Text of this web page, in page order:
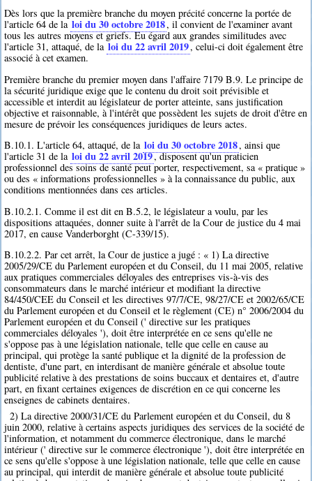
Dès lors que la première branche du moyen précité concerne la portée de
l'article 64 de la loi du 30 octobre 2018, il convient de l'examiner avant
tous les autres moyens et griefs. Eu égard aux grandes similitudes avec
l'article 31, attaqué, de la loi du 22 avril 2019, celui-ci doit également être
associé à cet examen.
Première branche du premier moyen dans l'affaire 7179 B.9. Le principe de
la sécurité juridique exige que le contenu du droit soit prévisible et
accessible et interdit au législateur de porter atteinte, sans justification
objective et raisonnable, à l'intérêt que possèdent les sujets de droit d'être en
mesure de prévoir les conséquences juridiques de leurs actes.
B.10.1. L'article 64, attaqué, de la loi du 30 octobre 2018, ainsi que
l'article 31 de la loi du 22 avril 2019, disposent qu'un praticien
professionnel des soins de santé peut porter, respectivement, sa « pratique »
ou des « informations professionnelles » à la connaissance du public, aux
conditions mentionnées dans ces articles.
B.10.2.1. Comme il est dit en B.5.2, le législateur a voulu, par les
dispositions attaquées, donner suite à l'arrêt de la Cour de justice du 4 mai
2017, en cause Vanderborght (C-339/15).
B.10.2.2. Par cet arrêt, la Cour de justice a jugé : « 1) La directive
2005/29/CE du Parlement européen et du Conseil, du 11 mai 2005, relative
aux pratiques commerciales déloyales des entreprises vis-à-vis des
consommateurs dans le marché intérieur et modifiant la directive
84/450/CEE du Conseil et les directives 97/7/CE, 98/27/CE et 2002/65/CE
du Parlement européen et du Conseil et le règlement (CE) n° 2006/2004 du
Parlement européen et du Conseil (' directive sur les pratiques
commerciales déloyales '), doit être interprétée en ce sens qu'elle ne
s'oppose pas à une législation nationale, telle que celle en cause au
principal, qui protège la santé publique et la dignité de la profession de
dentiste, d'une part, en interdisant de manière générale et absolue toute
publicité relative à des prestations de soins buccaux et dentaires et, d'autre
part, en fixant certaines exigences de discrétion en ce qui concerne les
enseignes de cabinets dentaires.
2) La directive 2000/31/CE du Parlement européen et du Conseil, du 8
juin 2000, relative à certains aspects juridiques des services de la société de
l'information, et notamment du commerce électronique, dans le marché
intérieur (' directive sur le commerce électronique '), doit être interprétée en
ce sens qu'elle s'oppose à une législation nationale, telle que celle en cause
au principal, qui interdit de manière générale et absolue toute publicité